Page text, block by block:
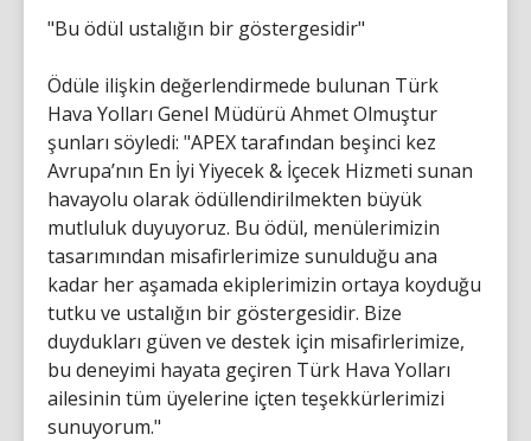
"Bu ödül ustalığın bir göstergesidir"
Ödüle ilişkin değerlendirmede bulunan Türk
Hava Yolları Genel Müdürü Ahmet Olmuştur
şunları söyledi: "APEX tarafından beşinci kez
Avrupa’nın En İyi Yiyecek & İçecek Hizmeti sunan
havayolu olarak ödüllendirilmekten büyük
mutluluk duyuyoruz. Bu ödül, menülerimizin
tasarımından misafirlerimize sunulduğu ana
kadar her aşamada ekiplerimizin ortaya koyduğu
tutku ve ustalığın bir göstergesidir. Bize
duydukları güven ve destek için misafirlerimize,
bu deneyimi hayata geçiren Türk Hava Yolları
ailesinin tüm üyelerine içten teşekkürlerimizi
sunuyorum."